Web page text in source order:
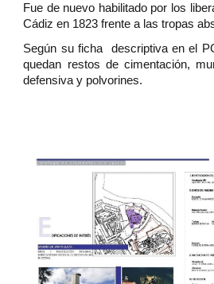
Fue de nuevo habilitado por los
Cádiz en 1823 frente a las tropas
Según su ficha descriptiva en el
quedan restos de cimentación,
defensiva y polvorines.